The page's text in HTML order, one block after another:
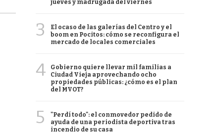
jueves y madrugada del viernes
3
El ocaso de las galerías del Centro y el
boom en Pocitos: cómo se reconfigura el
mercado de locales comerciales
4
Gobierno quiere llevar mil familias a
Ciudad Vieja aprovechando ocho
propiedades públicas: ¿cómo es el plan
del MVOT?
5
"Perdí todo": el conmovedor pedido de
ayuda de una periodista deportiva tras
incendio de su casa